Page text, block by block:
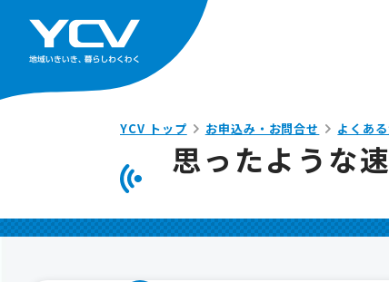
YCV トップ お申込み・お問合せ よくあ
思ったような